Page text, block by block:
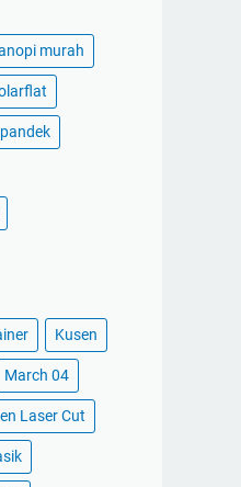
murah
Kusen
March 04
Laser Cut